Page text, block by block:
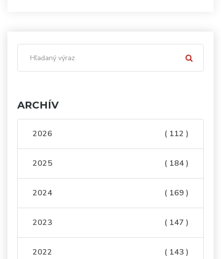
ARCHÍV
2026 ( 112 )
2025 ( 184 )
2024 ( 169 )
2023 ( 147 )
2022 ( 143 )